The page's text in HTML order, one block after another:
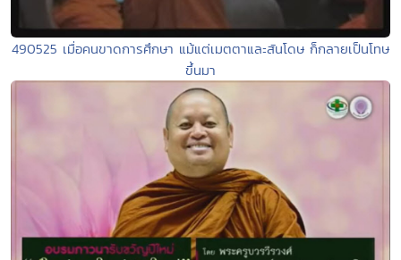
490525 เมื่อคนขาดการศึกษา แม้แต่เมตตาและสันโดษ ก็กลายเป็นโทษ
ขึ้นมา